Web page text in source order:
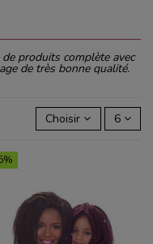
produits complète avec
de très bonne qualité.
Choisir 6